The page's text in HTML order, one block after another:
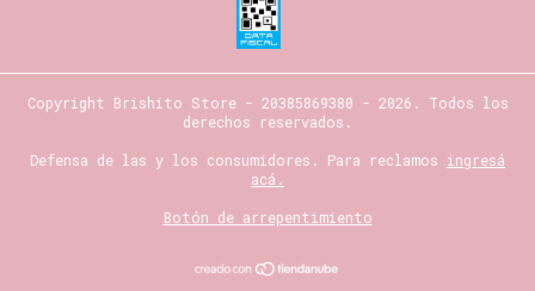
Copyright Brishito Store - 20385869380 - 2026. Todos los
derechos reservados.
Defensa de las y los consumidores. Para reclamos ingresá
acá.
Botón de arrepentimiento